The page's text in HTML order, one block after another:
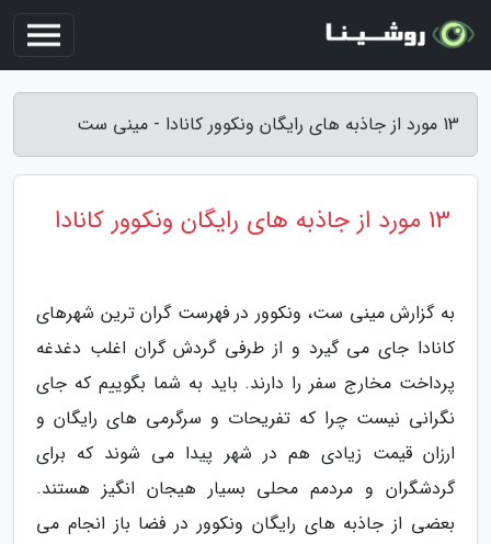
13 مورد از جاذبه های رایگان ونکوور کانادا - مینی ست
13 مورد از جاذبه های رایگان ونکوور کانادا
به گزارش مینی ست، ونکوور در فهرست گران ترین شهرهای
کانادا جای می گیرد و از طرفی گردش گران اغلب دغدغه
پرداخت مخارج سفر را دارند. باید به شما بگوییم که جای
نگرانی نیست چرا که تفریحات و سرگرمی های رایگان و
ارزان قیمت زیادی هم در شهر پیدا می شوند که برای
گردشگران و مردمم محلی بسیار هیجان انگیز هستند.
بعضی از جاذبه های رایگان ونکوور در فضا باز انجام می